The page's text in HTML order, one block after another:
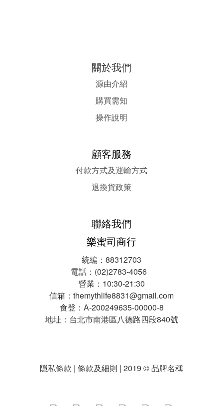
關於我們
源由介紹
購買需知
操作說明
顧客服務
付款方式及運輸方式
退換貨政策
聯絡我們
樂蜜司商行
統編：88312703
電話：(02)2783-4056
營業：10:30-21:30
信箱：themythlife8831@gmail.com
食登：A-200249635-00000-8
地址：台北市南港區八德路四段840號
隱私條款 | 條款及細則 | 2019 © 品牌名稱